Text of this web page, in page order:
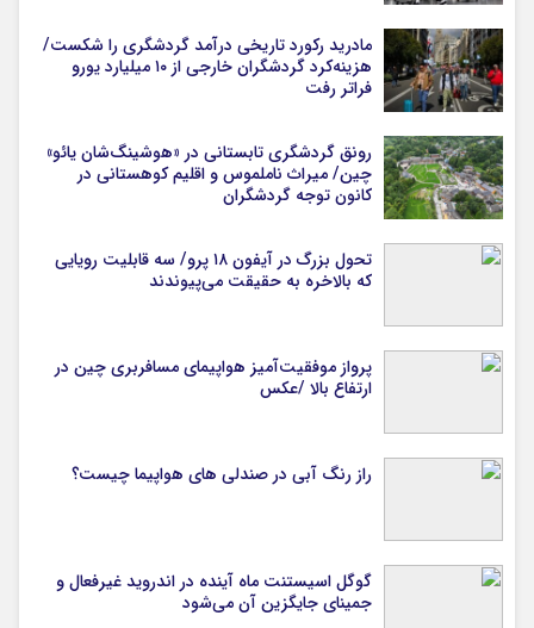
مادرید رکورد تاریخی درآمد گردشگری را شکست/
هزینه‌کرد گردشگران خارجی از ۱۰ میلیارد یورو
فراتر رفت
رونق گردشگری تابستانی در «هوشینگ‌شان یائو»
چین/ میراث ناملموس و اقلیم کوهستانی در
کانون توجه گردشگران
تحول بزرگ در آیفون ۱۸ پرو/ سه قابلیت رویایی
که بالاخره به حقیقت می‌پیوندند
پرواز موفقیت‌آمیز هواپیمای مسافربری چین در
ارتفاع بالا /عکس
راز رنگ آبی در صندلی های هواپیما چیست؟
گوگل اسیستنت ماه آینده در اندروید غیرفعال و
جمینای جایگزین آن می‌شود